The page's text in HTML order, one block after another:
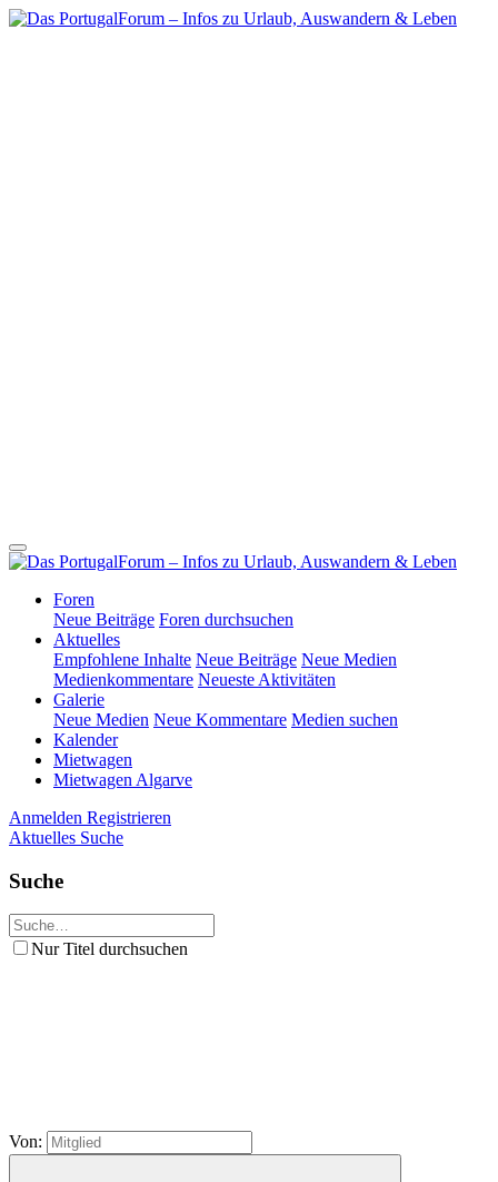
Foren
Neue Beiträge Foren durchsuchen
Aktuelles
Empfohlene Inhalte Neue Beiträge Neue Medien
Medienkommentare Neueste Aktivitäten
Galerie
Neue Medien Neue Kommentare Medien suchen
Kalender
Mietwagen
Mietwagen Algarve
Anmelden Registrieren
Aktuelles Suche
Suche
Nur Titel durchsuchen
Von: